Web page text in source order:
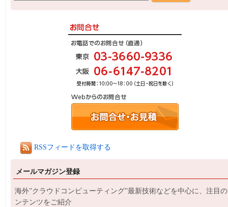
RSSフィードを取得する
メールマガジン登録
海外”クラウドコンピューティング”最新技術などを中心に、注目
ンテンツをご紹介